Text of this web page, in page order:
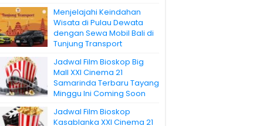
Menjelajahi Keindahan
Wisata di Pulau Dewata
dengan Sewa Mobil Bali di
Tunjung Transport
Jadwal Film Bioskop Big
Mall XXI Cinema 21
Samarinda Terbaru Tayang
Minggu Ini Coming Soon
Jadwal Film Bioskop
Kasablanka XXI Cinema 21